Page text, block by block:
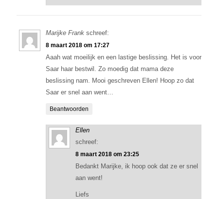
Marijke Frank schreef:
8 maart 2018 om 17:27
Aaah wat moeilijk en een lastige beslissing. Het is voor
Saar haar bestwil. Zo moedig dat mama deze
beslissing nam. Mooi geschreven Ellen! Hoop zo dat
Saar er snel aan went…
Beantwoorden
Ellen
schreef:
8 maart 2018 om 23:25
Bedankt Marijke, ik hoop ook dat ze er snel
aan went!
Liefs